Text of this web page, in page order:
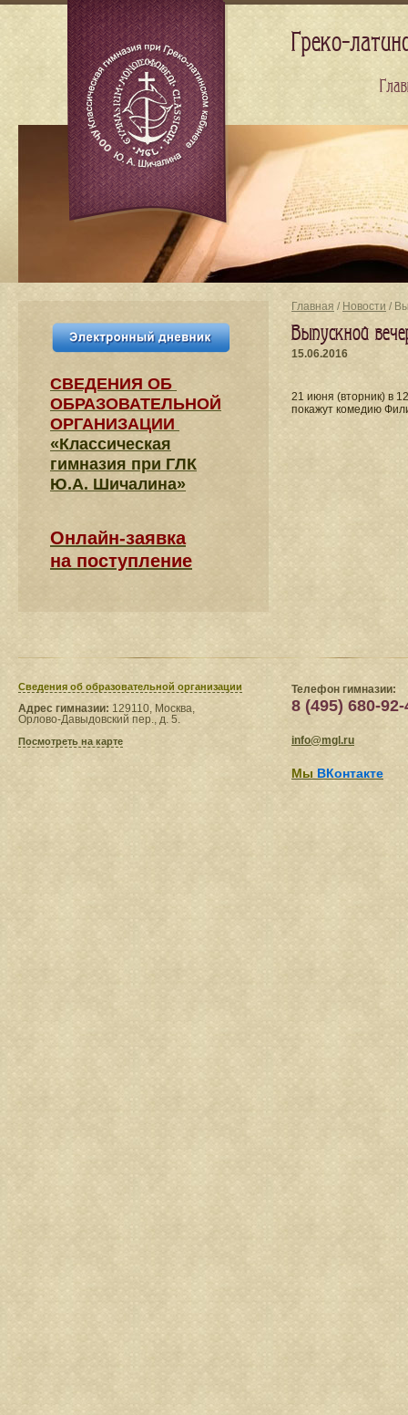
Главная / Новости /
Выпускной
15.06.2016
21 июня (вторник) в
покажут комедию
СВЕДЕНИЯ​ ОБ
ОБРАЗОВАТЕЛЬНОЙ
ОРГАНИЗАЦИИ
«Классическая
гимназия при ГЛК
Ю.А. Шичалина»
Онлайн-заявка
на поступление
Сведения​ об образовательной организации
Адрес гимназии: 129110, Москва,
Орлово-Давыдовский пер., д. 5.
Посмотреть на карте
Телефон гимназии:
8 (495) 680-92-
info@mgl.ru
Мы ВКонтакте
Греко-